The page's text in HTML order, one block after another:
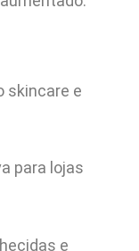
skincare e
para lojas
e